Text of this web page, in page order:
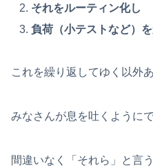
それをルーティン化し
負荷（小テストなど）
これを繰り返してゆく以外
みなさんが息を吐くように
間違いなく「それら」と言